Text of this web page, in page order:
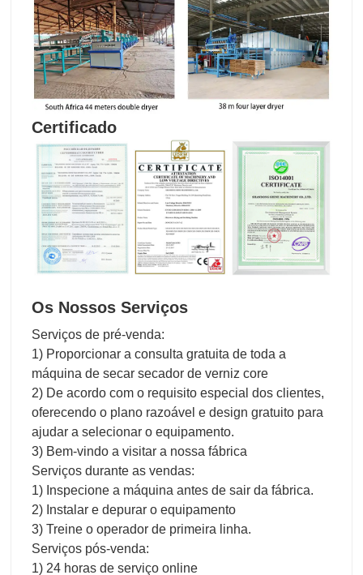
Certificado
Os Nossos Serviços
Serviços de pré-venda:
1) Proporcionar a consulta gratuita de toda a
máquina de secar secador de verniz core
2) De acordo com o requisito especial dos clientes,
oferecendo o plano razoável e design gratuito para
ajudar a selecionar o equipamento.
3) Bem-vindo a visitar a nossa fábrica
Serviços durante as vendas:
1) Inspecione a máquina antes de sair da fábrica.
2) Instalar e depurar o equipamento
3) Treine o operador de primeira linha.
Serviços pós-venda:
1) 24 horas de serviço online